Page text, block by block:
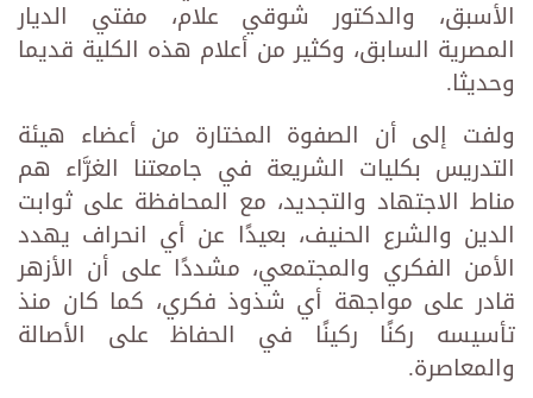
الأسبق، والدكتور شوقي علام، مفتي الديار
‏المصرية السابق، وكثير من أعلام هذه الكلية قديما
وحديثا.
ولفت إلى أن الصفوة المختارة من أعضاء هيئة
‏التدريس بكليات الشريعة في جامعتنا الغرَّاء هم
مناط الاجتهاد والتجديد، مع المحافظة على ثوابت
الدين ‏والشرع الحنيف، بعيدًا عن أي انحراف يهدد
الأمن الفكري والمجتمعي، مشددًا على أن الأزهر
قادر على ‏مواجهة أي شذوذ فكري، كما كان منذ
تأسيسه ركنًا ركينًا في الحفاظ على الأصالة
والمعاصرة.‏ ‏